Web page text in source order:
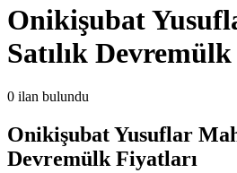
Onikişubat
Satılık Devremülk
0 ilan bulundu
Onikişubat Yusuflar
Devremülk Fiyatları